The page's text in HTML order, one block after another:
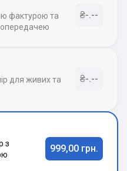
фактурою та
₴-.--
для живих та
₴-.--
з
999,00 грн.